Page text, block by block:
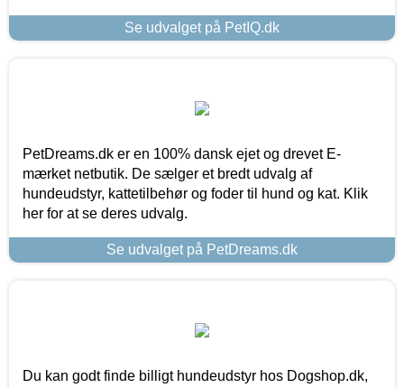
Se udvalget på PetIQ.dk
PetDreams.dk er en 100% dansk ejet og drevet E-
mærket netbutik. De sælger et bredt udvalg af
hundeudstyr, kattetilbehør og foder til hund og kat. Klik
her for at se deres udvalg.
Se udvalget på PetDreams.dk
Du kan godt finde billigt hundeudstyr hos Dogshop.dk,